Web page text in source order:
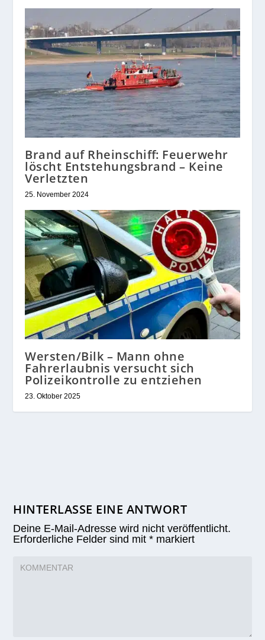
Brand auf Rheinschiff: Feuerwehr
löscht Entstehungsbrand – Keine
Verletzten
25. November 2024
Wersten/Bilk – Mann ohne
Fahrerlaubnis versucht sich
Polizeikontrolle zu entziehen
23. Oktober 2025
HINTERLASSE EINE ANTWORT
Deine E-Mail-Adresse wird nicht veröffentlicht.
Erforderliche Felder sind mit* markiert